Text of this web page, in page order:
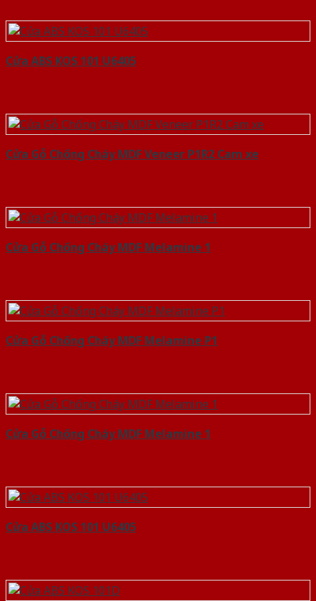
Cửa ABS KOS 101 U6405
Cửa Gỗ Chống Cháy MDF Veneer P1R2 Cam xe
Cửa Gỗ Chống Cháy MDF Melamine 1
Cửa Gỗ Chống Cháy MDF Melamine P1
Cửa Gỗ Chống Cháy MDF Melamine 1
Cửa ABS KOS 101 U6405